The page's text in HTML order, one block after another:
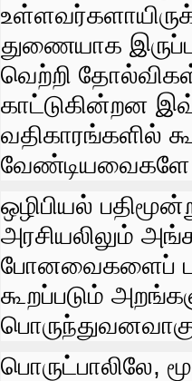
துணையாக
வெற்றி
காட்டுகின்றன
வதிகாரங்களில்‌
ஒழிபியல்‌
அரசியலிலும்‌
போனவைகளைப்‌
கூறப்படும்‌
பொருட்பாலிலே,